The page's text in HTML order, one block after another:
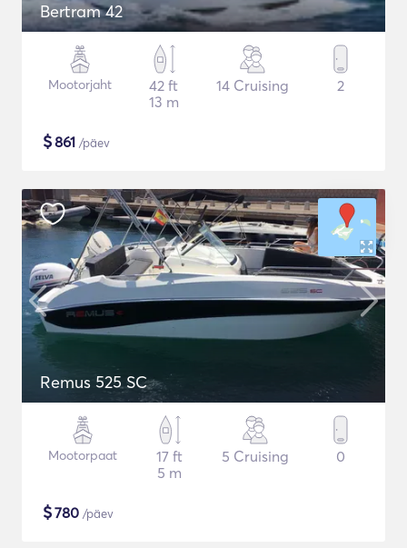
Bertram 42
Mootorjaht
42 ft
13 m
14 Cruising 2
$861 /päev
Remus 525 SC
Mootorpaat
17 ft
5 m
5 Cruising 0
$780 /päev